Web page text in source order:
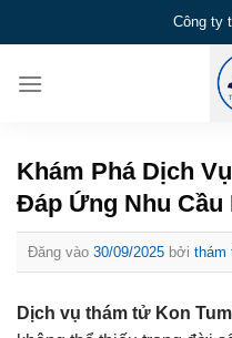
qua
dung
Công ty
Khám Phá Dịch
Đáp Ứng Nhu Cầu
Đăng vào 30/09/2025 bởi thám
Dịch vụ thám tử Kon Tum